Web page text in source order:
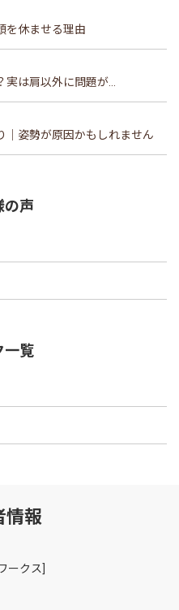
を休ませる理由
は肩以外に問題が...
｜姿勢が原因かもしれません
の声
一覧
情報
ークス]